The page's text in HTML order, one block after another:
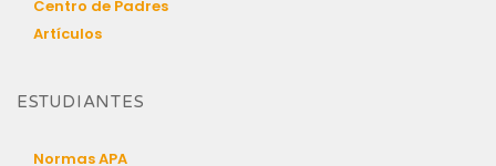
Centro de Padres
Artículos
ESTUDIANTES
Normas APA